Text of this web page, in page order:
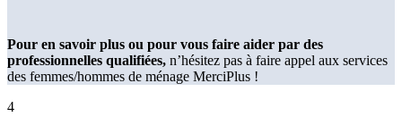
Pour en savoir plus ou pour vous faire aider par des
professionnelles qualifiées, n’hésitez pas à faire appel aux services
des femmes/hommes de ménage MerciPlus !
4